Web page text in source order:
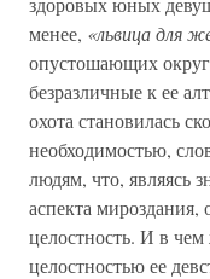
менее, «львица для
опустошающих
безразличные к ее
охота становилась
необходимостью,
людям, что, являясь
аспекта мироздания,
целостность. И в чем
целостностью ее